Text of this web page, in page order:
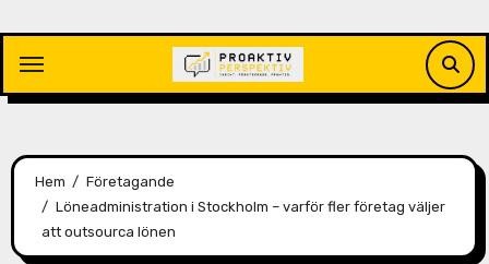
innehåll
Hem
Företagande
Löneadministration i Stockholm – varför fler företag väljer
att outsourca lönen